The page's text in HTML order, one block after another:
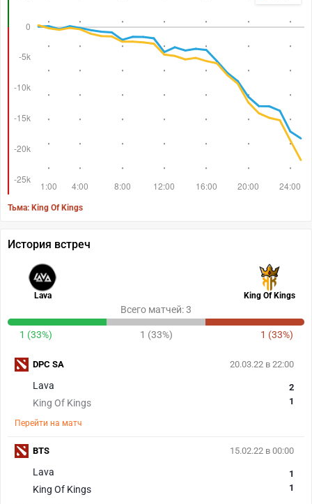
Тьма: King Of Kings
История встреч
Lava King Of Kings
Всего матчей: 3
1 (33%) 1 (33%) 1 (33%)
20.03.22 в 22:00
Lava
King Of Kings
2
1
Перейти на матч
DPC SA
15.02.22 в 00:00
Lava
King Of Kings
1
1
BTS